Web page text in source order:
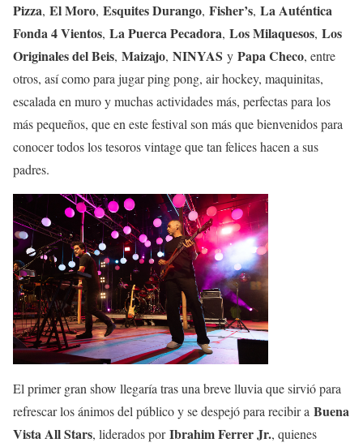
Pizza, El Moro, Esquites Durango, Fisher’s, La Auténtica
Fonda 4 Vientos, La Puerca Pecadora, Los Milaquesos, Los
Originales del Beis, Maizajo, NINYAS y Papa Checo, entre
otros, así como para jugar ping pong, air hockey, maquinitas,
escalada en muro y muchas actividades más, perfectas para los
más pequeños, que en este festival son más que bienvenidos para
conocer todos los tesoros vintage que tan felices hacen a sus
padres.
El primer gran show llegaría tras una breve lluvia que sirvió para
refrescar los ánimos del público y se despejó para recibir a Buena
Vista All Stars, liderados porIbrahim Ferrer Jr., quienes